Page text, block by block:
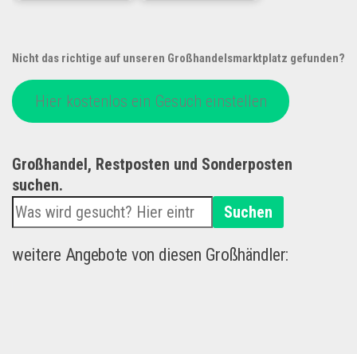
Nicht das richtige auf unseren Großhandelsmarktplatz gefunden?
Hier kostenlos ein Gesuch einstellen
Großhandel, Restposten und Sonderposten
suchen.
Suchen
weitere Angebote von diesen Großhändler: